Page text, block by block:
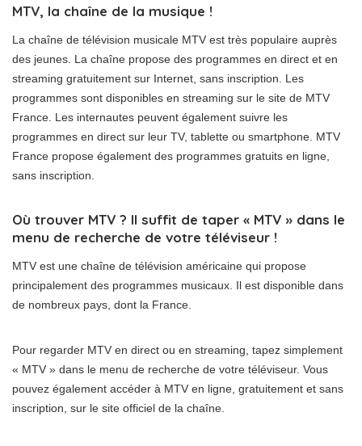
MTV, la chaîne de la musique !
La chaîne de télévision musicale MTV est très populaire auprès
des jeunes. La chaîne propose des programmes en direct et en
streaming gratuitement sur Internet, sans inscription. Les
programmes sont disponibles en streaming sur le site de MTV
France. Les internautes peuvent également suivre les
programmes en direct sur leur TV, tablette ou smartphone. MTV
France propose également des programmes gratuits en ligne,
sans inscription.
Où trouver MTV ? Il suffit de taper « MTV » dans le
menu de recherche de votre téléviseur !
MTV est une chaîne de télévision américaine qui propose
principalement des programmes musicaux. Il est disponible dans
de nombreux pays, dont la France.
Pour regarder MTV en direct ou en streaming, tapez simplement
« MTV » dans le menu de recherche de votre téléviseur. Vous
pouvez également accéder à MTV en ligne, gratuitement et sans
inscription, sur le site officiel de la chaîne.